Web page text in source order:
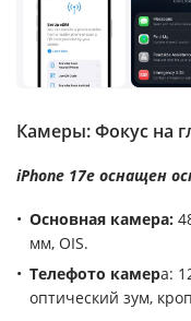
Камеры: Фокус на
iPhone 17e оснащен
Основная камера:
мм, OIS.
Телефото камера:
оптический зум,